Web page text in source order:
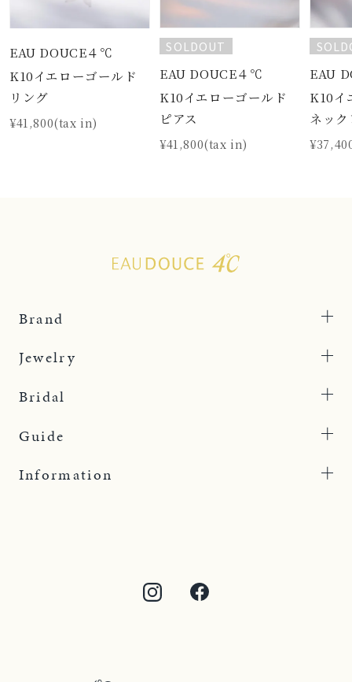
EAU DOUCE４℃
K10イエローゴールド
リング
¥41,800(tax in)
SOLDOUT
EAU DOUCE４℃
K10イエローゴールド
ピアス
¥41,800(tax in)
EAU
K10イ
ネッ
Brand
Jewelry
Bridal
Guide
Information